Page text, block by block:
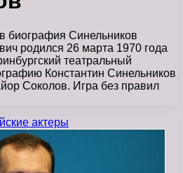
биография Синельников
родился 26 марта 1970 года
театральный
Константин Синельников
Соколов. Игра без правил
актеры